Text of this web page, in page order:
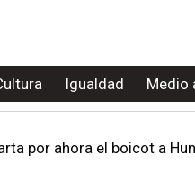
Igualdad Medio
por ahora el boicot a